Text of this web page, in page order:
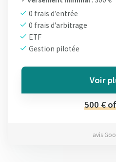
0 frais d’entrée
0 frais d’arbitrage
ETF
Gestion pilotée
Voir
500 €
avis